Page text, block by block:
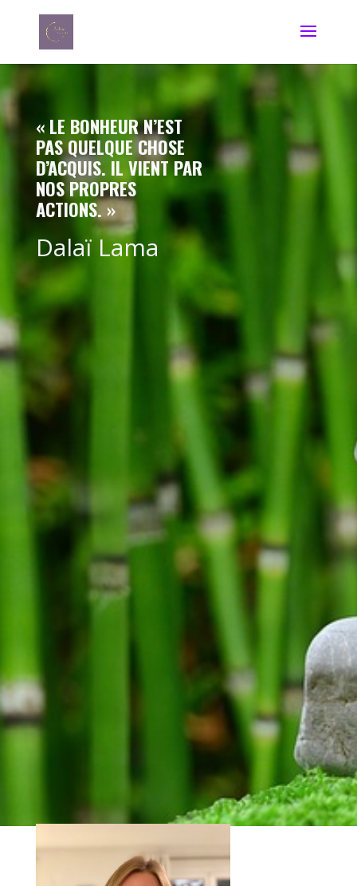
« LE BONHEUR N’EST
PAS QUELQUE CHOSE
D’ACQUIS. IL VIENT PAR
NOS PROPRES
ACTIONS. »
Dalaï Lama